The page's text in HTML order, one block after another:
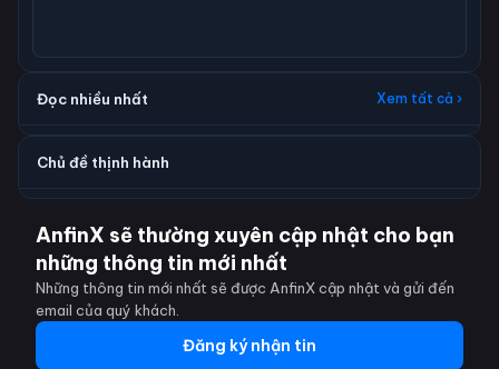
Đọc nhiều nhất Xem tất cả ›
Chủ đề thịnh hành
AnfinX sẽ thường xuyên cập nhật cho bạn
những thông tin mới nhất
Những thông tin mới nhất sẽ được AnfinX cập nhật và gửi đến
email của quý khách.
Đăng ký nhận tin